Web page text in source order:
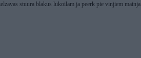
stuura blakus lukoilam ja peerk pie vinjiem mainja